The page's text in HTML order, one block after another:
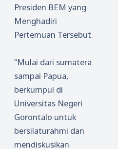
Presiden BEM yang
Menghadiri
Pertemuan Tersebut.
“Mulai dari sumatera
sampai Papua,
berkumpul di
Universitas Negeri
Gorontalo untuk
bersilaturahmi dan
mendiskusikan